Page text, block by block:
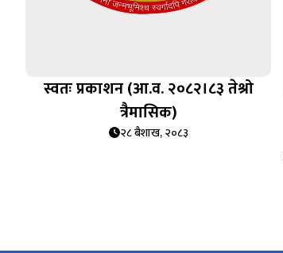
स्वतः प्रकाशन (आ.व. २०८२।८३ तेश्रो
त्रैमासिक)
२८ बैशाख, २०८३